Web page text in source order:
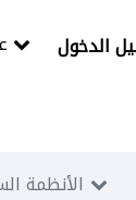
الدخول
الأنظمة